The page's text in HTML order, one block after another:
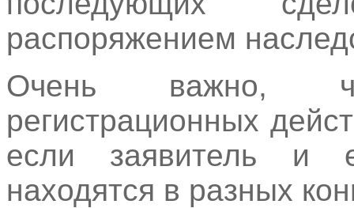
распоряжением
Очень важно,
регистрационных
если заявитель и
находятся в разных